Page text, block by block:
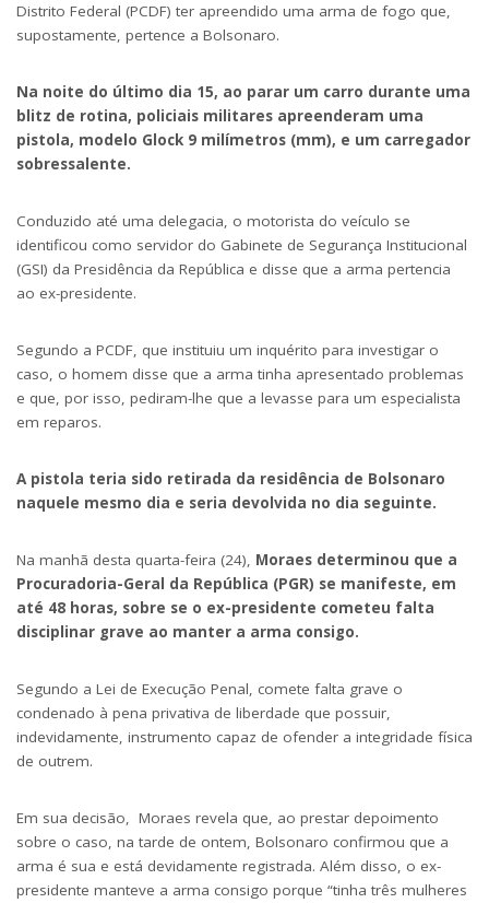
Distrito Federal (PCDF) ter apreendido uma arma de fogo que,
supostamente, pertence a Bolsonaro.
Na noite do último dia 15, ao parar um carro durante uma
blitz de rotina, policiais militares apreenderam uma
pistola, modelo Glock 9 milímetros (mm), e um carregador
sobressalente.
Conduzido até uma delegacia, o motorista do veículo se
identificou como servidor do Gabinete de Segurança Institucional
(GSI) da Presidência da República e disse que a arma pertencia
ao ex-presidente.
Segundo a PCDF, que instituiu um inquérito para investigar o
caso, o homem disse que a arma tinha apresentado problemas
e que, por isso, pediram-lhe que a levasse para um especialista
em reparos.
A pistola teria sido retirada da residência de Bolsonaro
naquele mesmo dia e seria devolvida no dia seguinte.
Na manhã desta quarta-feira (24), Moraes determinou que a
Procuradoria-Geral da República (PGR) se manifeste, em
até 48 horas, sobre se o ex-presidente cometeu falta
disciplinar grave ao manter a arma consigo.
Segundo a Lei de Execução Penal, comete falta grave o
condenado à pena privativa de liberdade que possuir,
indevidamente, instrumento capaz de ofender a integridade física
de outrem.
Em sua decisão, Moraes revela que, ao prestar depoimento
sobre o caso, na tarde de ontem, Bolsonaro confirmou que a
arma é sua e está devidamente registrada. Além disso, o ex-
presidente manteve a arma consigo porque “tinha três mulheres